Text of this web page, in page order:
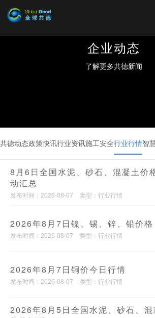
企业动态
了解更多共德新闻
共德动态政策快讯行业资讯施工安全行业行情智
8月6日全国水泥、砂石、混凝土价
动汇总
发布时间：2026-08-07 类型：行业行情
2026年8月7日镍、锡、锌、铅价格
发布时间：2026-08-07 类型：行业行情
2026年8月7日铜价今日行情
发布时间：2026-08-07 类型：行业行情
2026年8月5日全国水泥、砂石、混